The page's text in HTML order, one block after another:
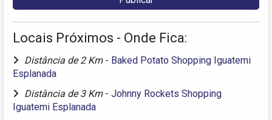
Locais Próximos - Onde Fica:
Distância de 2 Km - Baked Potato Shopping Iguatemi
Esplanada
Distância de 3 Km - Johnny Rockets Shopping
Iguatemi Esplanada